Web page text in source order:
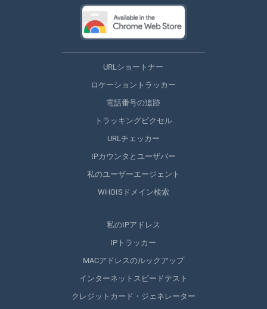
URLショートナー
ロケーショントラッカー
電話番号の追跡
トラッキングピクセル
URLチェッカー
IPカウンタとユーザバー
私のユーザーエージェント
WHOISドメイン検索
私のIPアドレス
IPトラッカー
MACアドレスのルックアップ
インターネットスピードテスト
クレジットカード・ジェネレーター